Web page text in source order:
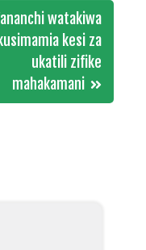
watakiwa
kusimamia kesi za
ukatili zifike
mahakamani